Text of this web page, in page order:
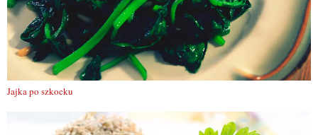
Jajka po szkocku